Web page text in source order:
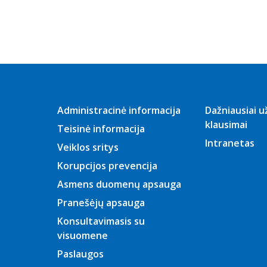
mėn.
2025 m.
rugsėjo mėn.
rugpjūčio
mėn.
2025 m.
liepos mėn.
2025 m.
birželio mėn.
Administracinė informacija
Teisinė informacija
Veiklos sritys
Korupcijos prevencija
Asmens duomenų apsauga
Pranešėjų apsauga
Konsultavimasis su
visuomene
Paslaugos
Dažniausiai
klausimai
Intranetas